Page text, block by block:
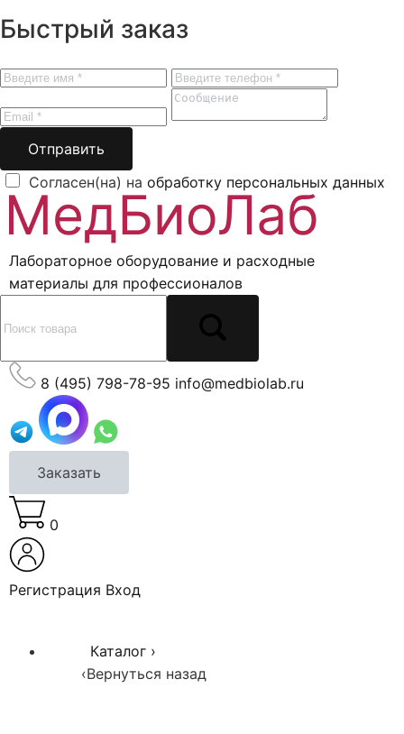
Быстрый заказ
Отправить
Согласен(на) на обработку персональных данных
Лабораторное оборудование и расходные
материалы для профессионалов
8 (495) 798-78-95 info@medbiolab.ru
Заказать
0
Регистрация Вход
Каталог ›
‹Вернуться назад